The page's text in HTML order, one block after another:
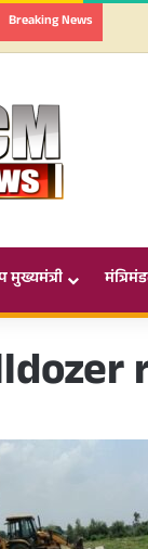
Breaking News
मुख्यमंत्री